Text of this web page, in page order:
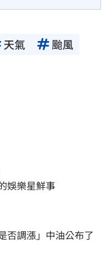
天氣 颱風
娛樂星鮮事
調漲」中油公布了